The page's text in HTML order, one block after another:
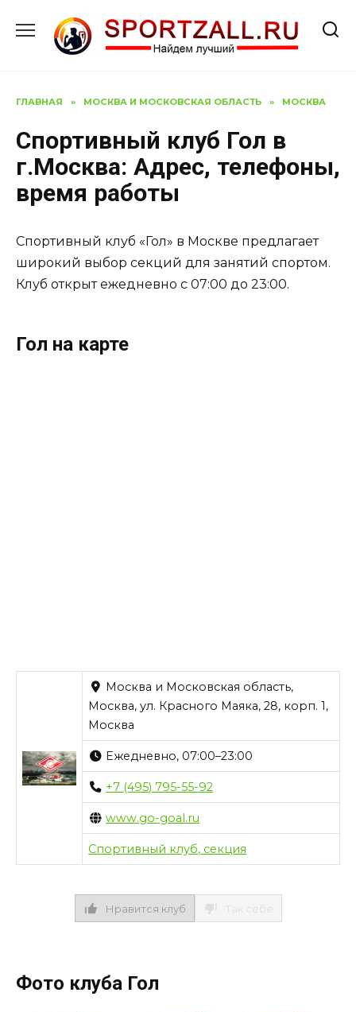
содержанию
ГЛАВНАЯ » МОСКВА И МОСКОВСКАЯ ОБЛАСТЬ » МОСКВА
Спортивный клуб Гол в
г.Москва: Адрес, телефоны,
время работы
Спортивный клуб «Гол» в Москве предлагает
широкий выбор секций для занятий спортом.
Клуб открыт ежедневно с 07:00 до 23:00.
Гол на карте
Москва и Московская область,
Москва, ул. Красного Маяка, 28, корп. 1,
Москва
Ежедневно, 07:00–23:00
+7 (495) 795-55-92
www.go-goal.ru
Спортивный клуб, секция
Нравится клуб
Фото клуба Гол